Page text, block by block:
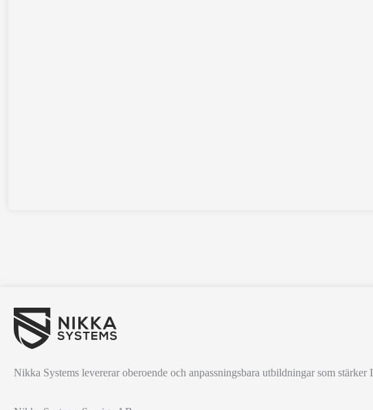
Nikka Systems levererar oberoende och anpassningsbara utbildningar som stärker